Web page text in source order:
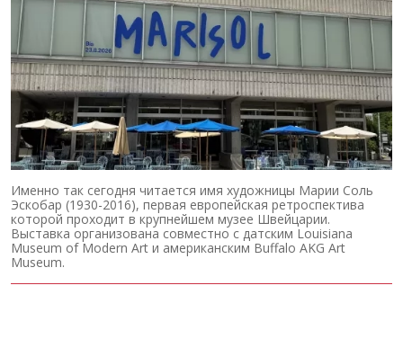
Именно так сегодня читается имя художницы Марии Соль
Эскобар (1930-2016), первая европейская ретроспектива
которой проходит в крупнейшем музее Швейцарии.
Выставка организована совместно с датским Louisiana
Museum of Modern Art и американским Buffalo AKG Art
Museum.